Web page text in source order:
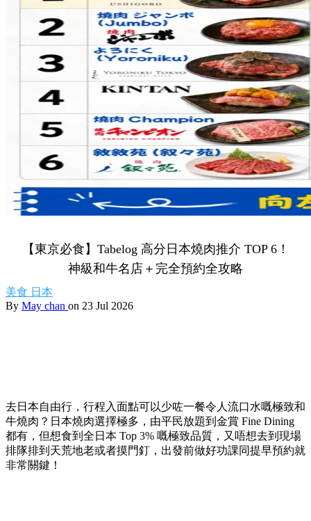
【東京必食】Tabelog 高分日本燒肉推介 TOP 6！
神級和牛名店＋完全預約全攻略
美食 日本
By May chan on 23 Jul 2026
去日本自由行，行程入面點可以少咗一餐令人流口水嘅極致和
牛燒肉？日本燒肉選擇極多，由平民放題到金賞 Fine Dining
都有，但想食到全日本 Top 3% 嘅極致品質，又唔想去到現場
排隊排到天荒地老或者摸門釘，出發前做好功課同提早預約就
非常關鍵！